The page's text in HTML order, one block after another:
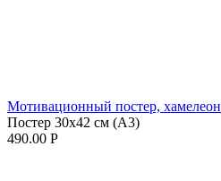
Мотивационный постер, хамелеон
Постер 30х42 см (А3)
490.00 Р